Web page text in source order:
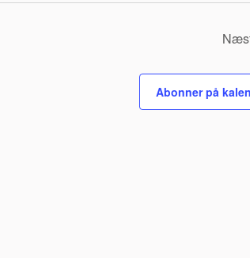
Abonner på